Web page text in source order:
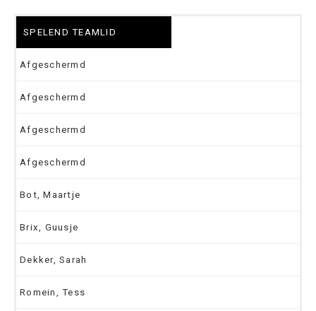
SPELEND TEAMLID
Afgeschermd
Afgeschermd
Afgeschermd
Afgeschermd
Bot, Maartje
Brix, Guusje
Dekker, Sarah
Romein, Tess